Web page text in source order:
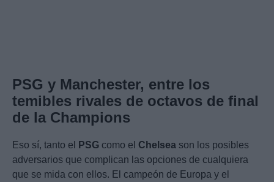
PSG y Manchester, entre los
temibles rivales de octavos de final
de la Champions
Eso sí, tanto el PSG como el Chelsea son los posibles
adversarios que complican las opciones de cualquiera
que se mida con ellos. El campeón de Europa y el